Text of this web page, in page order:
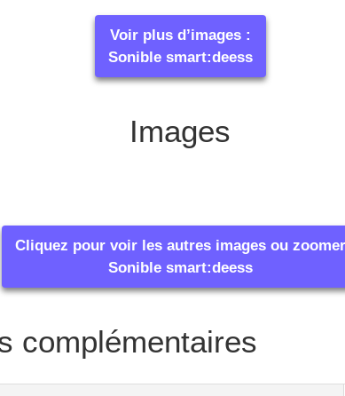
Voir plus d’images :
Sonible smart:deess
Images
Cliquez pour voir les autres images ou zoomer
Sonible smart:deess
complémentaires